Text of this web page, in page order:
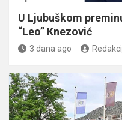
U Ljubuškom
“Leo” Knezović
3 dana ago